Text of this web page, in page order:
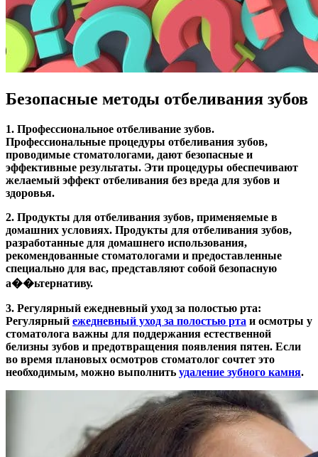
Безопасные методы отбеливания зубов
1. Профессиональное отбеливание зубов.
Профессиональные процедуры отбеливания зубов,
проводимые стоматологами, дают безопасные и
эффективные результаты. Эти процедуры обеспечивают
желаемый эффект отбеливания без вреда для зубов и
здоровья.
2. Продукты для отбеливания зубов, применяемые в
домашних условиях. Продукты для отбеливания зубов,
разработанные для домашнего использования,
рекомендованные стоматологами и предоставленные
специально для вас, представляют собой безопасную
а��ьтернативу.
3. Регулярный ежедневный уход за полостью рта:
Регулярный ежедневный уход за полостью рта и осмотры у
стоматолога важны для поддержания естественной
белизны зубов и предотвращения появления пятен. Если
во время плановых осмотров стоматолог сочтет это
необходимым, можно выполнить удаление зубного камня.